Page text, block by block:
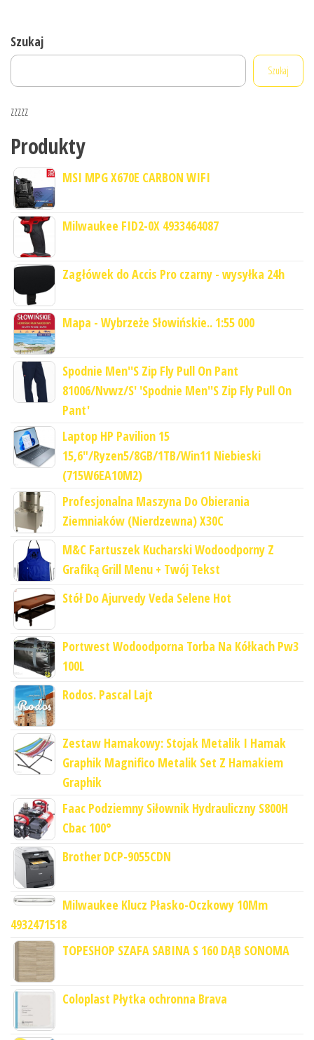
Szukaj
Szukaj
zzzzz
Produkty
MSI MPG X670E CARBON WIFI
Milwaukee FID2-0X 4933464087
Zagłówek do Accis Pro czarny - wysyłka 24h
Mapa - Wybrzeże Słowińskie.. 1:55 000
Spodnie Men''S Zip Fly Pull On Pant
81006/Nvwz/S' 'Spodnie Men''S Zip Fly Pull On
Pant'
Laptop HP Pavilion 15
15,6"/Ryzen5/8GB/1TB/Win11 Niebieski
(715W6EA10M2)
Profesjonalna Maszyna Do Obierania
Ziemniaków (Nierdzewna) X30C
M&C Fartuszek Kucharski Wodoodporny Z
Grafiką Grill Menu + Twój Tekst
Stół Do Ajurvedy Veda Selene Hot
Portwest Wodoodporna Torba Na Kółkach Pw3
100L
Rodos. Pascal Lajt
Zestaw Hamakowy: Stojak Metalik I Hamak
Graphik Magnifico Metalik Set Z Hamakiem
Graphik
Faac Podziemny Siłownik Hydrauliczny S800H
Cbac 100°
Brother DCP-9055CDN
Milwaukee Klucz Płasko-Oczkowy 10Mm
4932471518
TOPESHOP SZAFA SABINA S 160 DĄB SONOMA
Coloplast Płytka ochronna Brava